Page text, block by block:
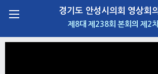
경기도 안성시의회 영상회
제8대 제238회 본회의 제2